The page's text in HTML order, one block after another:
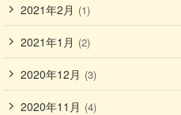
2021年2月 (1)
2021年1月 (2)
2020年12月 (3)
2020年11月 (4)